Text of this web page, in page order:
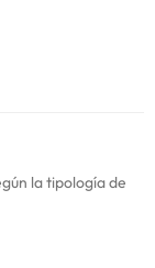
la tipología de